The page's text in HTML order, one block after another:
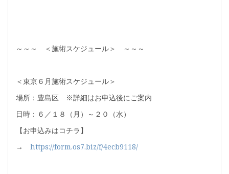
～～～ ＜施術スケジュール＞ ～～～
＜東京６月施術スケジュール＞
場所：豊島区 ※詳細はお申込後にご案内
日時：６／１８（月）～２０（水）
【お申込みはコチラ】
→ https://form.os7.biz/f/4ecb9118/